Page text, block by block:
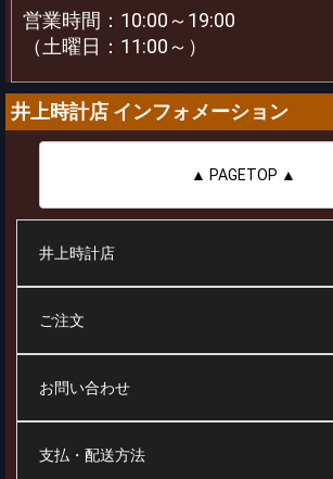
営業時間：10:00～19:00
（土曜日：11:00～）
井上時計店 インフォメーション
▲ PAGETOP ▲
井上時計店
ご注文
お問い合わせ
支払・配送方法